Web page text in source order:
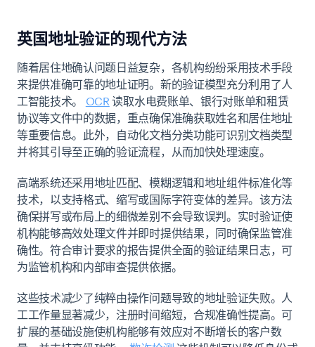
英国地址验证的现代方法
随着居住地确认问题日益复杂，各机构纷纷采用技术手段
来提供准确可靠的地址证明。新的验证模型充分利用了人
工智能技术。 OCR 读取水电费账单、银行对账单和租赁
协议等文件中的数据，重点确保准确获取姓名和居住地址
等重要信息。此外，自动化文档分类功能可识别文档类型
并将其引导至正确的验证流程，从而加快处理速度。
高端系统还采用地址匹配、模糊逻辑和地址组件标准化等
技术，以支持格式、缩写或国际字符变体的差异。该方法
确保拼写或布局上的细微差别不会导致误判。实时验证使
机构能够高效处理文件并即时提供结果，同时确保监管准
确性。符合审计要求的报告提供全面的验证结果日志，可
为监管机构和内部审查提供依据。
这些技术减少了纯粹由操作问题导致的地址验证失败。人
工工作量显著减少，注册时间缩短，合规准确性提高。可
扩展的基础设施使机构能够有效应对不断增长的客户数